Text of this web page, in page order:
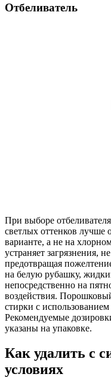
Отбеливатель
При выборе
светлых оттенков лучше
варианте, а не на
устраняет загрязнения,
предотвращая
на белую рубашку,
непосредственно на
воздействия.
стирки с
Рекомендуемые
указаны на упаковке.
Как удалить с
условиях